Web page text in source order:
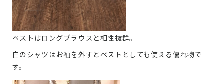
ベストはロングブラウスと相性抜群。
白のシャツはお袖を外すとベストとしても使える優れ物で
す。